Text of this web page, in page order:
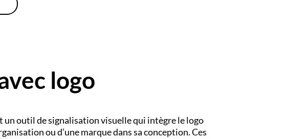
logo
un outil de signalisation visuelle qui intègre le logo
ou d’une marque dans sa conception. Ces